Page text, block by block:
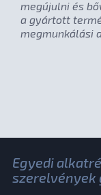
megújulni és
a gyártott
megmunkálási
Egyedi
szerelvények